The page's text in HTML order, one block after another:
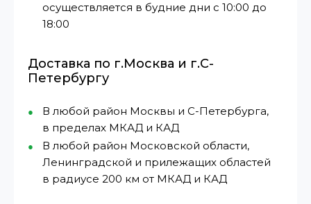
осуществляется в будние дни с 10:00 до
18:00
Доставка по г.Москва и г.С-
Петербургу
В любой район Москвы и С-Петербурга,
в пределах МКАД и КАД
В любой район Московской области,
Ленинградской и прилежащих областей
в радиусе 200 км от МКАД и КАД